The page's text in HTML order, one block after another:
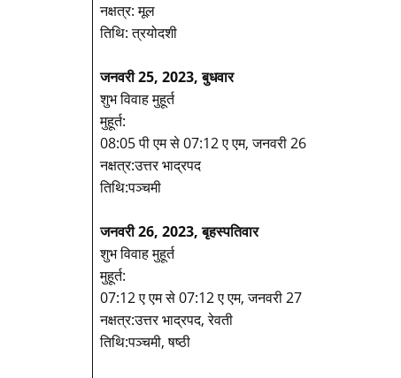
नक्षत्र: मूल
तिथि: त्रयोदशी
जनवरी 25, 2023, बुधवार
शुभ विवाह मुहूर्त
मुहूर्त:
08:05 पी एम से 07:12 ए एम, जनवरी 26
नक्षत्र:उत्तर भाद्रपद
तिथि:पञ्चमी
जनवरी 26, 2023, बृहस्पतिवार
शुभ विवाह मुहूर्त
मुहूर्त:
07:12 ए एम से 07:12 ए एम, जनवरी 27
नक्षत्र:उत्तर भाद्रपद, रेवती
तिथि:पञ्चमी, षष्ठी